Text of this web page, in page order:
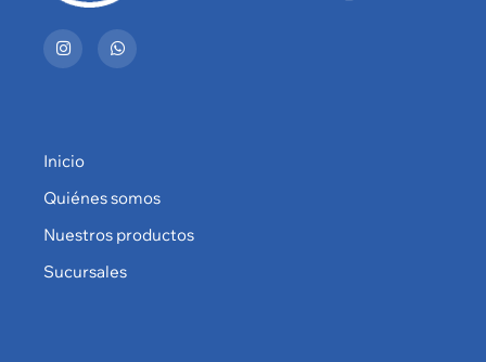
Inicio
Quiénes somos
Nuestros productos
Sucursales